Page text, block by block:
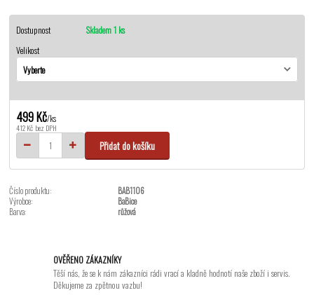
Dostupnost
Skladem 1 ks
Velikost
499 Kč/ks
412 Kč bez DPH
Přidat do košíku
Číslo produktu:
BAB1106
Výrobce:
BaBice
Barva:
růžová
OVĚŘENO ZÁKAZNÍKY
Těší nás, že se k nám zákazníci rádi vrací a kladně hodnotí naše zboží i servis.
Děkujeme za zpětnou vazbu!